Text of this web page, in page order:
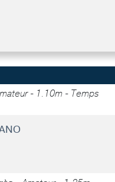
- 1.10m - Temps